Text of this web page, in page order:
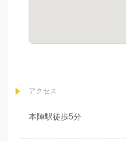
アクセス
本陣駅徒歩5分